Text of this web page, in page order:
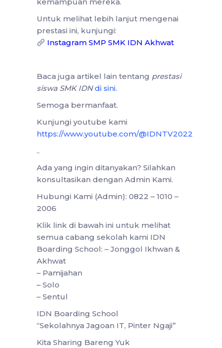
Untuk melihat lebih lanjut mengenai
prestasi ini, kunjungi:
Instagram SMP SMK IDN Akhwat
Baca juga artikel lain tentang prestasi
siswa SMK IDN di sini.
Semoga bermanfaat.
Kunjungi youtube kami
https://www.youtube.com/@IDNTV2022
..
Ada yang ingin ditanyakan? Silahkan
konsultasikan dengan Admin Kami.
Hubungi Kami (Admin): 0822 – 1010 –
2006
Klik link di bawah ini untuk melihat
semua cabang sekolah kami IDN
Boarding School: – Jonggol Ikhwan &
Akhwat
– Pamijahan
– Solo
– Sentul
IDN Boarding School
“Sekolahnya Jagoan IT, Pinter Ngaji”
Kita Sharing Bareng Yuk